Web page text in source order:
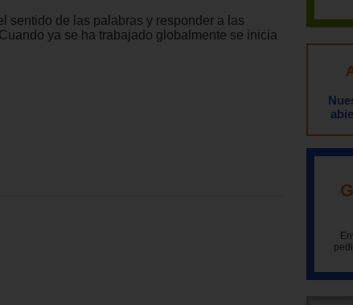
sentido de las palabras y responder a las
ya se ha trabajado globalmente se inicia